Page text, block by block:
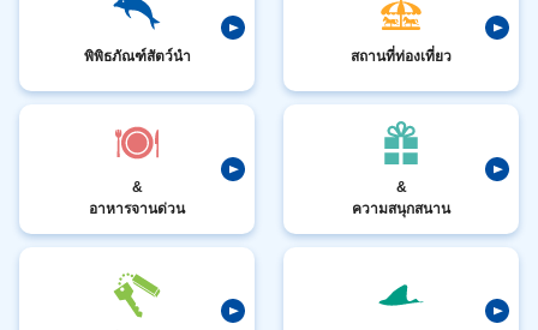
พิพิธภัณฑ์สัตว์นำ สถานที่ท่องเที่ยว
&
อาหารจานด่วน
&
ความสนุกสนาน